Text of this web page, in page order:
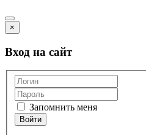
×
Вход на сайт
Запомнить меня